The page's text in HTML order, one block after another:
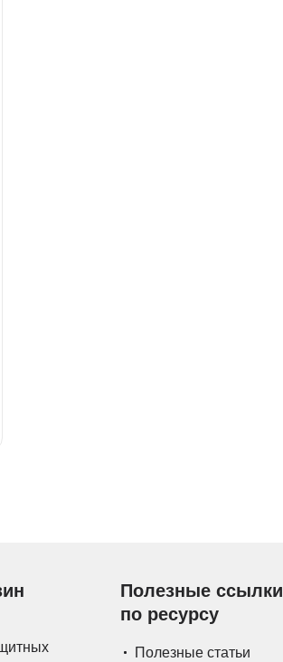
Полезные ссылки
по ресурсу
Полезные статьи